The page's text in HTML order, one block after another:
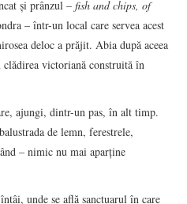
şi prânzul –fish and chips, of
– într-un local care servea acest
deloc a prăjit. Abia după aceea
victoriană construită în
ajungi, dintr-un pas, în alt timp.
de lemn, ferestrele,
– nimic nu mai aparţine
unde se află sanctuarul în care